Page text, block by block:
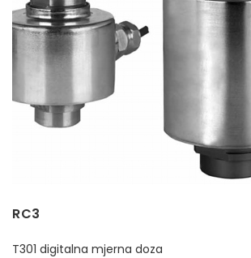
RC3
T301 digitalna mjerna doza